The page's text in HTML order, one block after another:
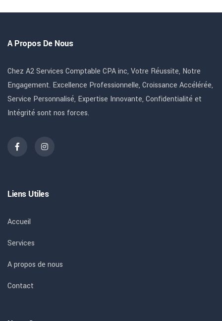
A Propos De Nous
Chez A2 Services Comptable CPA inc, Votre Réussite, Notre
Engagement. Excellence Professionnelle, Croissance Accélérée,
Service Personnalisé, Expertise Innovante, Confidentialité et
Intégrité sont nos forces.
Liens Utiles
Accueil
Services
A propos de nous
Contact